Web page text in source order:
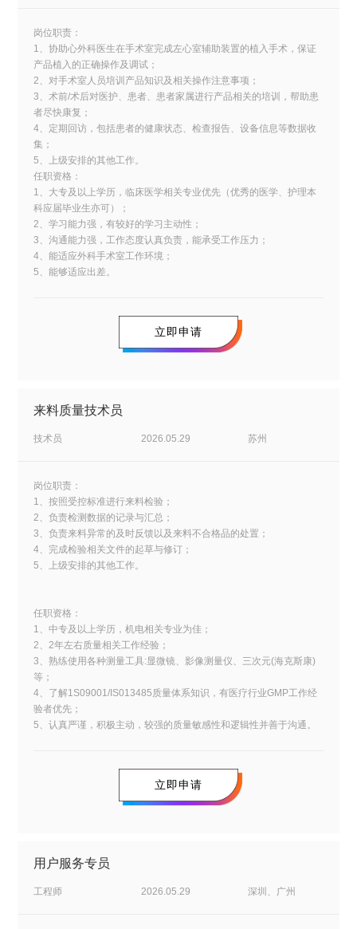
岗位职责：
1、协助心外科医生在手术室完成左心室辅助装置的植入手术，保证
产品植入的正确操作及调试；
2、对手术室人员培训产品知识及相关操作注意事项；
3、术前/术后对医护、患者、患者家属进行产品相关的培训，帮助患
者尽快康复；
4、定期回访，包括患者的健康状态、检查报告、设备信息等数据收
集；
5、上级安排的其他工作。
任职资格：
1、大专及以上学历，临床医学相关专业优先（优秀的医学、护理本
科应届毕业生亦可）；
2、学习能力强，有较好的学习主动性；
3、沟通能力强，工作态度认真负责，能承受工作压力；
4、能适应外科手术室工作环境；
5、能够适应出差。
立即申请
来料质量技术员
技术员 2026.05.29 苏州
岗位职责：
1、按照受控标准进行来料检验；
2、负责检测数据的记录与汇总；
3、负责来料异常的及时反馈以及来料不合格品的处置；
4、完成检验相关文件的起草与修订；
5、上级安排的其他工作。
任职资格：
1、中专及以上学历，机电相关专业为佳；
2、2年左右质量相关工作经验；
3、熟练使用各种测量工具:显微镜、影像测量仪、三次元(海克斯康)
等；
4、了解1S09001/IS013485质量体系知识，有医疗行业GMP工作经
验者优先；
5、认真严谨，积极主动，较强的质量敏感性和逻辑性并善于沟通。
立即申请
用户服务专员
工程师 2026.05.29 深圳、广州